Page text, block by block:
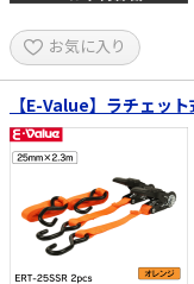
お気に入り
【E-Value】ラチェッ